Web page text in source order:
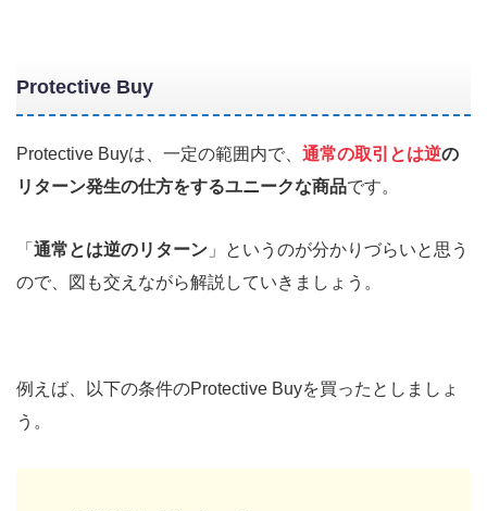
Protective Buy
Protective Buyは、一定の範囲内で、 通常の取引とは逆の
リターン発生の仕方をするユニークな商品です。
「 通常とは逆のリターン 」というのが分かりづらいと思う
ので、図も交えながら解説していきましょう。
例えば、以下の条件のProtective Buyを買ったとしましょ
う。